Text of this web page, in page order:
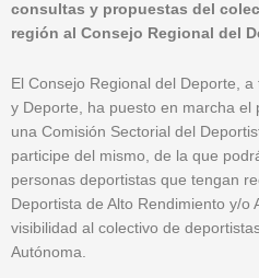
consultas y propuestas del
región al Consejo Regional del
El Consejo Regional del Deporte,
y Deporte, ha puesto en marcha el
una Comisión Sectorial del
participe del mismo, de la que
personas deportistas que tengan
Deportista de Alto Rendimiento y/o
visibilidad al colectivo de
Autónoma.